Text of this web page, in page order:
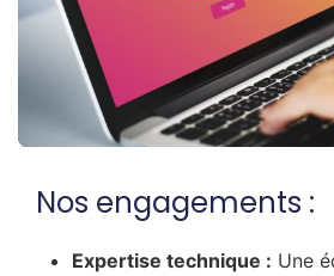
Nos engagements :
Expertise technique : Une